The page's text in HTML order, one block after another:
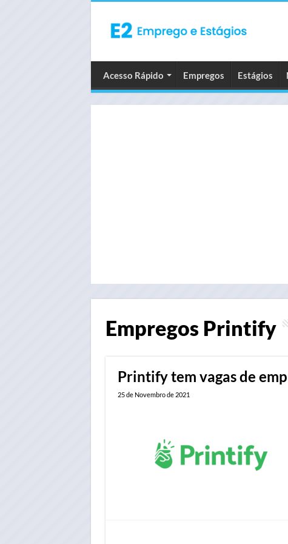
Acesso Rápido Empregos Estágios
Empregos Printify
Printify tem vagas de
25 de Novembro de 2021